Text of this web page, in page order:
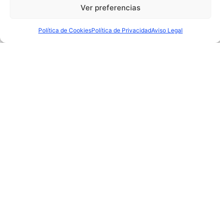
Ver preferencias
Política de CookiesPolítica de PrivacidadAviso Legal